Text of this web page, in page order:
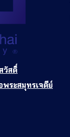
วัสดิ์
ระสมุทรเจดีย์